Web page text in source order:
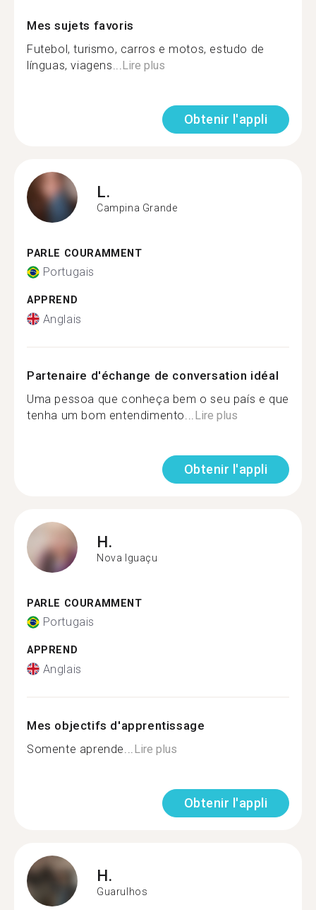
Mes sujets favoris
Futebol, turismo, carros e motos, estudo de
línguas, viagens... Lire plus
Obtenir l'appli
L.
Campina Grande
PARLE COURAMMENT
Portugais
APPREND
Anglais
Partenaire d'échange de conversation idéal
Uma pessoa que conheça bem o seu país e que
tenha um bom entendimento... Lire plus
Obtenir l'appli
H.
Nova Iguaçu
PARLE COURAMMENT
Portugais
APPREND
Anglais
Mes objectifs d'apprentissage
Somente aprende... Lire plus
Obtenir l'appli
H.
Guarulhos